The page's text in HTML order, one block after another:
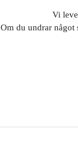
Vi
Om du undrar något